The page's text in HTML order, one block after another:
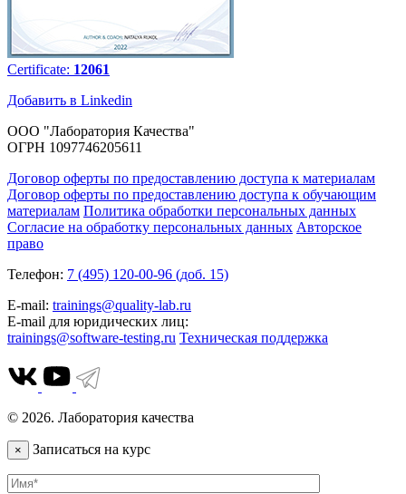
Certificate: 12061
Добавить в Linkedin
ООО "Лаборатория Качества"
ОГРН 1097746205611
Договор оферты по предоставлению доступа к материалам
Договор оферты по предоставлению доступа к обучающим
материалам Политика обработки персональных данных
Согласие на обработку персональных данных Авторское
право
Телефон: 7 (495) 120-00-96 (доб. 15)
E-mail: trainings@quality-lab.ru
E-mail для юридических лиц:
trainings@software-testing.ru Техническая поддержка
© 2026. Лаборатория качества
× Записаться на курс